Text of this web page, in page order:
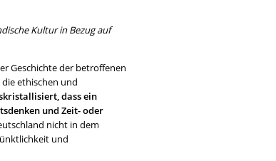
Kultur in Bezug auf
Geschichte der betroffenen
ethischen und
dass ein
und Zeit- oder
nicht in dem
und